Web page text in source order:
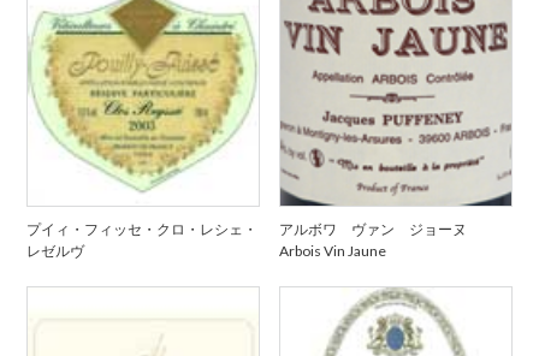
プイィ・フィッセ・クロ・レシェ・
レゼルヴ
アルボワ ヴァン ジョーヌ
Arbois Vin Jaune